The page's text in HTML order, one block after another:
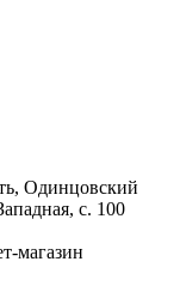
Одинцовский
с. 100
магазин